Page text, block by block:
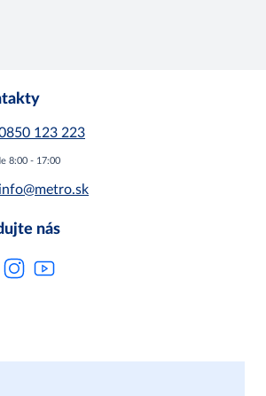
123 223
8:00 - 17:00
info@metro.sk
nás